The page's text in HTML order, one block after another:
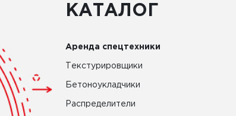
КАТАЛОГ
Аренда спецтехники
Текстурировщики
Бетоноукладчики
Распределители